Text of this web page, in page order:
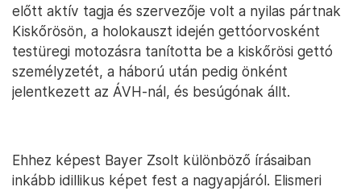
előtt aktív tagja és szervezője volt a nyilas pártnak
Kiskőrösön, a holokauszt idején gettóorvosként
testüregi motozásra tanította be a kiskőrösi gettó
személyzetét, a háború után pedig önként
jelentkezett az ÁVH-nál, és besúgónak állt.
Ehhez képest Bayer Zsolt különböző írásaiban
inkább idillikus képet fest a nagyapjáról. Elismeri